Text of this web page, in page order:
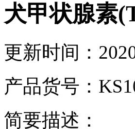
犬甲状腺素
更新时间：
产品货号：
简要描述：